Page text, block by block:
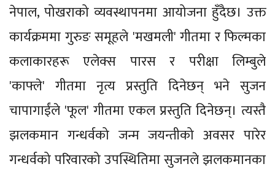
नेपाल, पोखराको व्यवस्थापनमा आयोजना हुँदैछ। उक्त
कार्यक्रममा गुरुङ समूहले 'मखमली' गीतमा र फिल्मका
कलाकारहरू एलेक्स पारस र परीक्षा लिम्बुले
'काफ्ले' गीतमा नृत्य प्रस्तुति दिनेछन् भने सुजन
चापागाईंले 'फूल' गीतमा एकल प्रस्तुति दिनेछन्। त्यस्तै
झलकमान गन्धर्वको जन्म जयन्तीको अवसर पारेर
गन्धर्वको परिवारको उपस्थितिमा सुजनले झलकमानका